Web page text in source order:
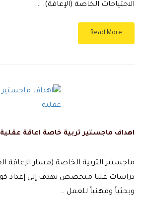
الاحتياجات الخاصة (الإعاقة). …
Read More
اهداف ماجستير تربية خاصة اعاقة عقلية
ماجستير التربية الخاصة (مسار الإعاقة
دراسات عليا متخصص يهدف إلى إعداد
وبحثياً ومهنياً للعمل …